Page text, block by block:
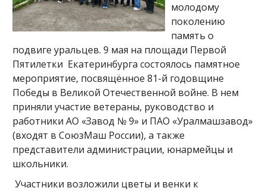
молодому
поколению
память о
подвиге уральцев. 9 мая на площади Первой
Пятилетки Екатеринбурга состоялось памятное
мероприятие, посвящённое 81-й годовщине
Победы в Великой Отечественной войне. В нем
приняли участие ветераны, руководство и
работники АО «Завод № 9» и ПАО «Уралмашзавод»
(входят в СоюзМаш России), а также
представители администрации, юнармейцы и
школьники.
Участники возложили цветы и венки к